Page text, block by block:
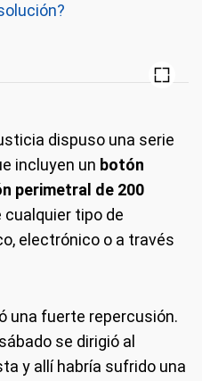
dispuso una serie
incluyen un botón
perimetral de 200
cualquier tipo de
electrónico o a través
una fuerte repercusión.
se dirigió al
y allí habría sufrido una